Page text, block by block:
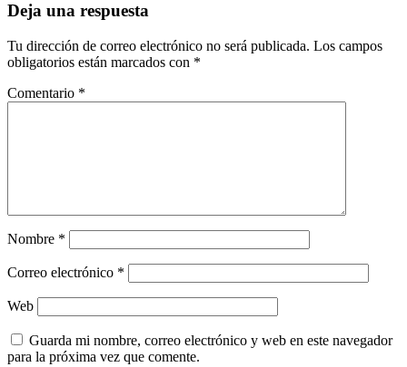
Deja una respuesta
Tu dirección de correo electrónico no será publicada. Los campos
obligatorios están marcados con *
Comentario *
Nombre *
Correo electrónico *
Web
Guarda mi nombre, correo electrónico y web en este navegador
para la próxima vez que comente.